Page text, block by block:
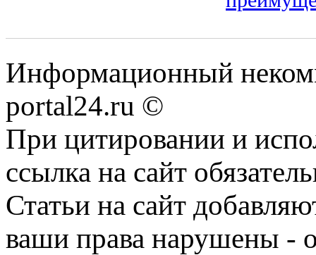
Информационный
portal24.ru ©
При цитировании и
ссылка на сайт
Статьи на сайт
ваши права нарушены -